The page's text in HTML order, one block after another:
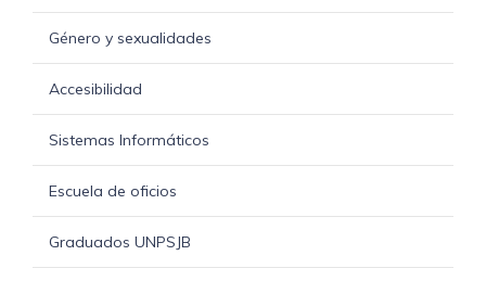
Género y sexualidades
Accesibilidad
Sistemas Informáticos
Escuela de oficios
Graduados UNPSJB